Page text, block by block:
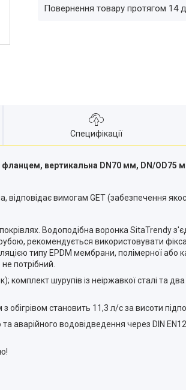
повернення товару протягом 14
Специфікації
вертикальна DN70 мм, DN/OD75
вимогам GET (забезпечення
Водоподібна воронка SitaTrendy
рекомендується використовувати
типу EPDM мембрани, полімерної або
потрібний.
шурупів із неіржавкої сталі та
становить 11,3 л/с за висоти
аварійного водовідведення через DIN